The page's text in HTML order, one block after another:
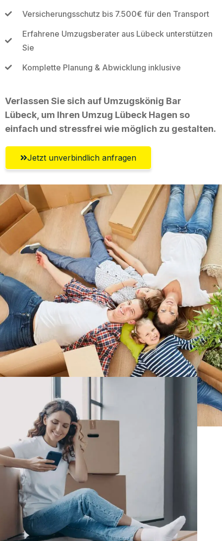
Versicherungsschutz bis 7.500€ für den Transport
Erfahrene Umzugsberater aus Lübeck unterstützen
Sie
Komplette Planung & Abwicklung inklusive
Verlassen Sie sich auf Umzugskönig Bar
Lübeck, um Ihren Umzug Lübeck Hagen so
einfach und stressfrei wie möglich zu gestalten.
Jetzt unverbindlich anfragen